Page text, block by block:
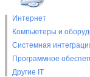
Интернет
Компьютеры и
Системная
Программное
Другие IT